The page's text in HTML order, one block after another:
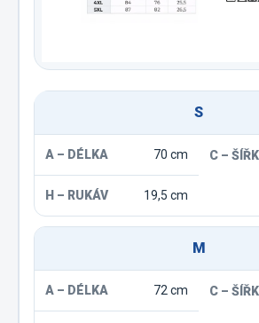
S
70 cm
19,5 cm
M
72 cm